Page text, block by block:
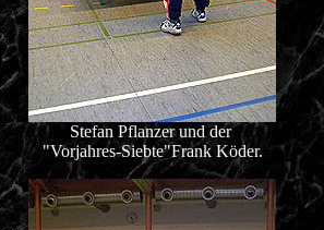
Stefan Pflanzer und der
"Vorjahres-Siebte"Frank Köder.